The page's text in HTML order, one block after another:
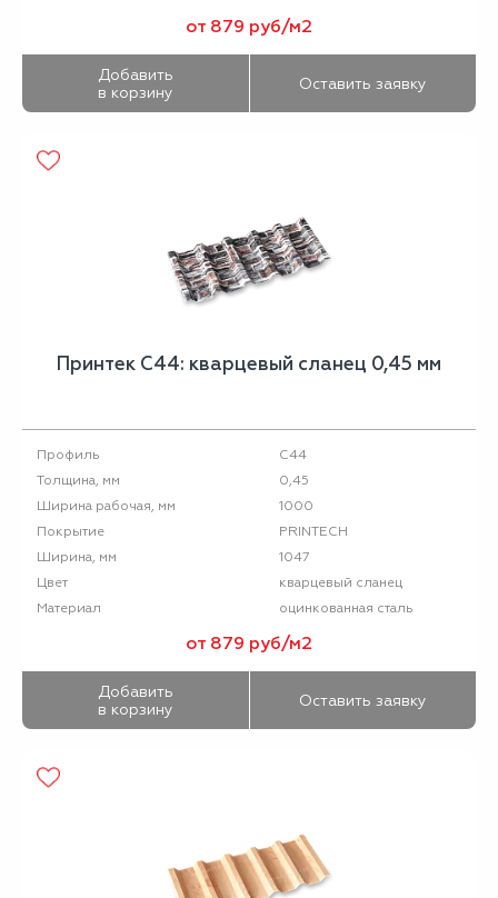
от 879 руб/м2
Добавить
в корзину
Оставить заявку
Принтек С44: кварцевый сланец 0,45 мм
Профиль
С44
Толщина, мм
0,45
Ширина рабочая, мм
1000
Покрытие
PRINTECH
Ширина, мм
1047
Цвет
кварцевый сланец
Материал
оцинкованная сталь
от 879 руб/м2
Добавить
в корзину
Оставить заявку